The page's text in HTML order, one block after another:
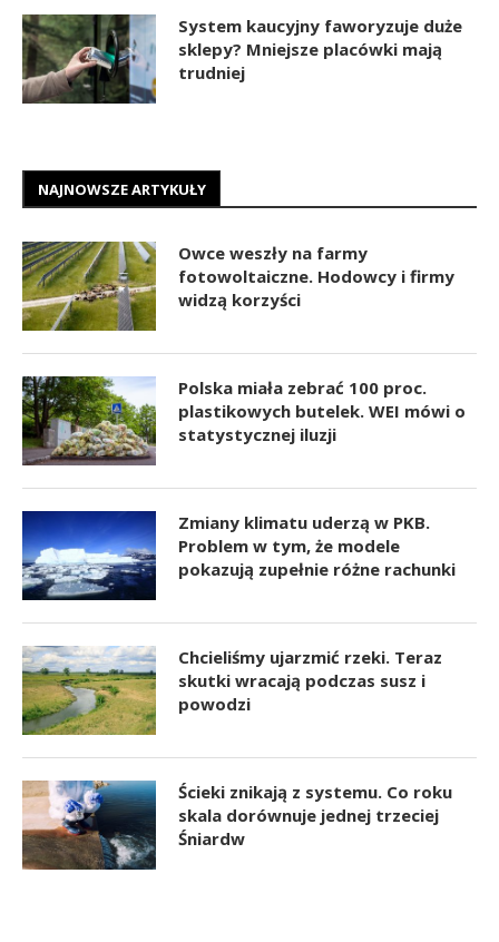
System kaucyjny faworyzuje duże
sklepy? Mniejsze placówki mają
trudniej
NAJNOWSZE ARTYKUŁY
Owce weszły na farmy
fotowoltaiczne. Hodowcy i firmy
widzą korzyści
Polska miała zebrać 100 proc.
plastikowych butelek. WEI mówi o
statystycznej iluzji
Zmiany klimatu uderzą w PKB.
Problem w tym, że modele
pokazują zupełnie różne rachunki
Chcieliśmy ujarzmić rzeki. Teraz
skutki wracają podczas susz i
powodzi
Ścieki znikają z systemu. Co roku
skala dorównuje jednej trzeciej
Śniardw